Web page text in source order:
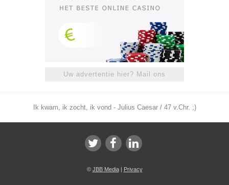
Uw advertentie hier? Mail ons
Ik kwam, ik zocht, ik vond - Julius Caesar / 47 v.Chr. ;)
© JBB Media| Privacy